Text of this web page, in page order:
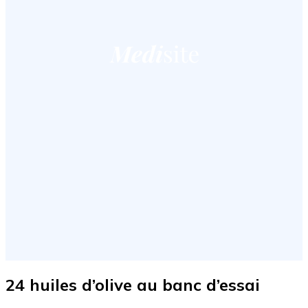
24 huiles d’olive au banc d’essai